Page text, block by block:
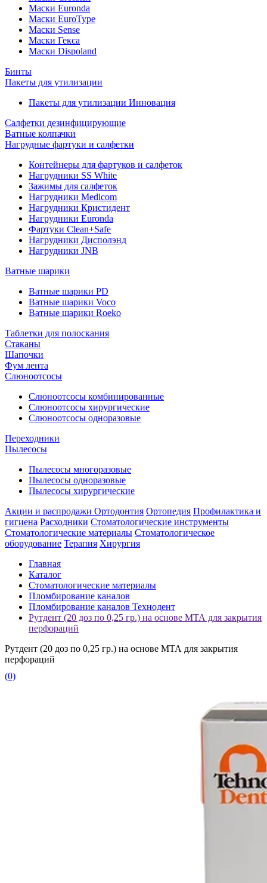
Маски Euronda
Маски EuroType
Маски Sense
Маски Гекса
Маски Dispoland
Бинты
Пакеты для утилизации
Пакеты для утилизации Инновация
Салфетки дезинфицирующие
Ватные колпачки
Нагрудные фартуки и салфетки
Контейнеры для фартуков и салфеток
Нагрудники SS White
Зажимы для салфеток
Нагрудники Medicom
Нагрудники Кристидент
Нагрудники Euronda
Фартуки Clean+Safe
Нагрудники Дисполэнд
Нагрудники JNB
Ватные шарики
Ватные шарики PD
Ватные шарики Voco
Ватные шарики Roeko
Таблетки для полоскания
Стаканы
Шапочки
Фум лента
Слюноотсосы
Слюноотсосы комбинированные
Слюноотсосы хирургические
Слюноотсосы одноразовые
Переходники
Пылесосы
Пылесосы многоразовые
Пылесосы одноразовые
Пылесосы хирургические
Акции и распродажи Ортодонтия Ортопедия Профилактика и
гигиена Расходники Стоматологические инструменты
Стоматологические материалы Стоматологическое
оборудование Терапия Хирургия
Главная
Каталог
Стоматологические материалы
Пломбирование каналов
Пломбирование каналов Технодент
Рутдент (20 доз по 0,25 гр.) на основе МТА для закрытия
перфораций
Рутдент (20 доз по 0,25 гр.) на основе МТА для закрытия
перфораций
(0)